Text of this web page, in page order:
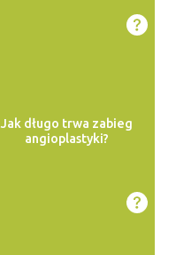
Jak długo trwa zabieg
angioplastyki?